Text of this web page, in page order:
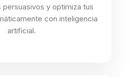
persuasivos y optimiza tus
con inteligencia
artificial.